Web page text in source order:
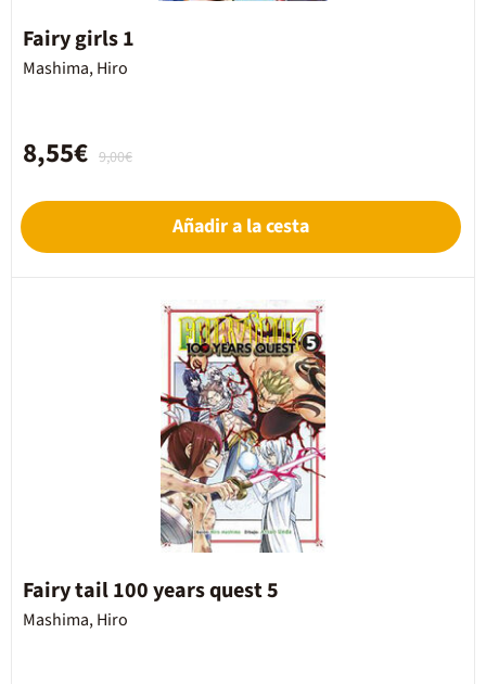
Fairy girls 1
Mashima, Hiro
9,00€
8,55€
Añadir a la cesta
Fairy tail 100 years quest 5
Mashima, Hiro